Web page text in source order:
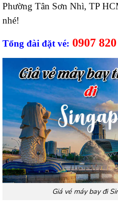
Phường Tân Sơn Nhì, TP
nhé!
Tổng đài đặt vé: 0907
Giá vé máy bay đi